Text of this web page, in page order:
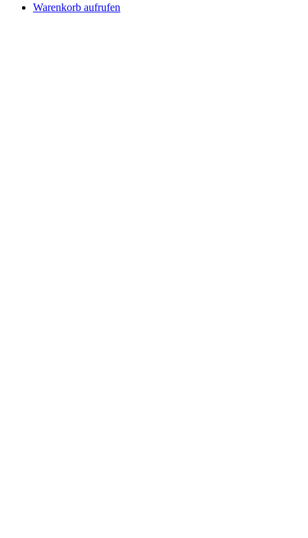
Warenkorb aufrufen